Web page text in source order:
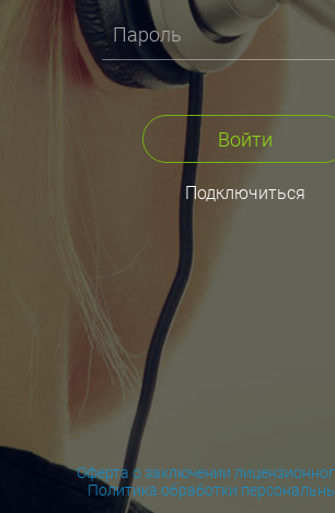
Войти
Подключиться
Оферта о заключении
Политика обработки